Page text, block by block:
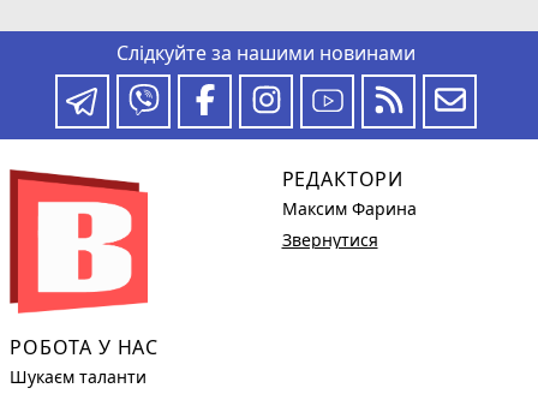
Слідкуйте за нашими новинами
РОБОТА У НАС
Шукаєм таланти
РЕДАКТОРИ
Максим Фарина
Звернутися